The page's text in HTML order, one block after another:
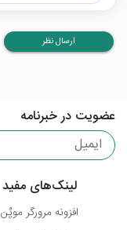
ارسال نظر
عضویت در خبرنامه
لینک‌های مفید
افزونه مرورگر موپُن